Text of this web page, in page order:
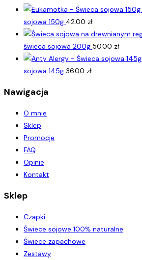
sojowa 150g 42.00 zł
świeca sojowa 200g 50.00 zł
sojowa 145g 36.00 zł
Nawigacja
O mnie
Sklep
Promocje
FAQ
Opinie
Kontakt
Sklep
Czapki
Świece sojowe 100% naturalne
Świece zapachowe
Zestawy